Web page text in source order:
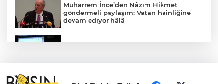
Muharrem İnce’den Nâzım Hikmet
göndermeli paylaşım: Vatan hainliğine
devam ediyor hâlâ